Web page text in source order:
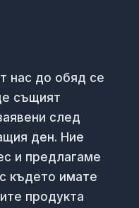
нас до обяд се
същият
след
ден. Ние
и предлагаме
където имате
продукта